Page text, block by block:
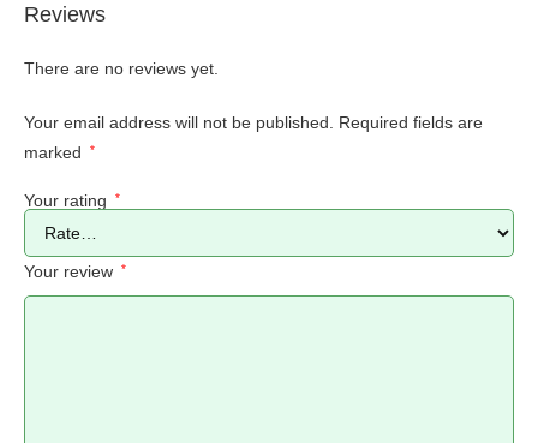
Reviews
There are no reviews yet.
Your email address will not be published.
Required fields are
marked
*
Your rating *
Your review *